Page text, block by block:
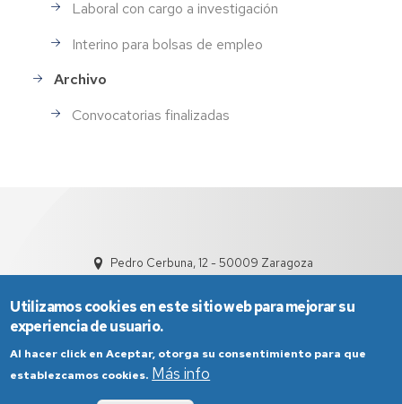
Laboral con cargo a investigación
Interino para bolsas de empleo
Archivo
Convocatorias finalizadas
Pedro Cerbuna, 12 - 50009 Zaragoza
Aviso Legal Condiciones generales de uso
Utilizamos cookies en este sitio web para mejorar su
experiencia de usuario.
Al hacer click en Aceptar, otorga su consentimiento para que
establezcamos cookies. Más info